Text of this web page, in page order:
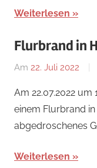
Weiterlesen
Flurbrand in
Am 22. Juli 2022
Am 22.07.2022
einem Flurbrand
abgedroschenes
Weiterlesen